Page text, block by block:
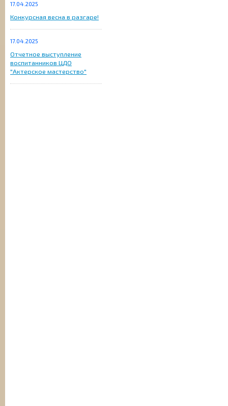
17.04.2025
Конкурсная весна в разгаре!
17.04.2025
Отчетное выступление
воспитанников ЦДО
"Актерское мастерство"